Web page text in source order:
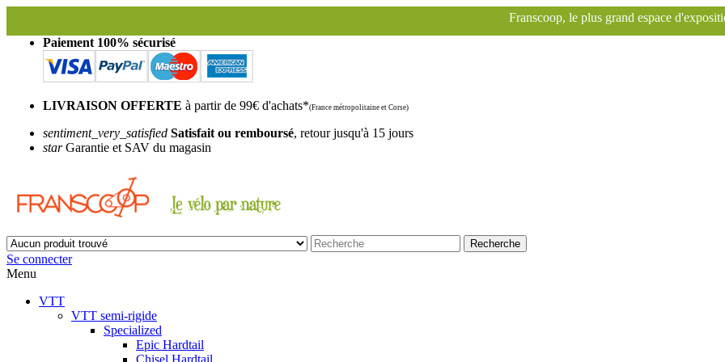
Franscoop, le plus grand espace d'exposition Specialized
Paiement 100% sécurisé
LIVRAISON OFFERTE à partir de 99€ d'achats*(France métropolitaine et Corse)
sentiment_very_satisfied Satisfait ou remboursé, retour jusqu'à 15 jours
starGarantie et SAV du magasin
Recherche
Se connecter
Menu
VTT
VTT semi-rigide
Specialized
Epic Hardtail
Chisel Hardtail